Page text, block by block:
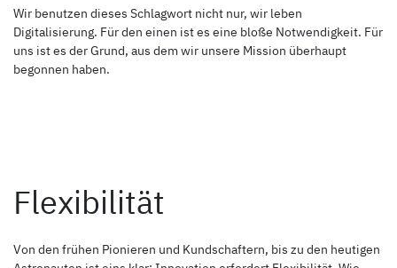
Wir benutzen dieses Schlagwort nicht nur, wir leben
Digitalisierung. Für den einen ist es eine bloße Notwendigkeit. Für
uns ist es der Grund, aus dem wir unsere Mission überhaupt
begonnen haben.
Flexibilität
Von den frühen Pionieren und Kundschaftern, bis zu den heutigen